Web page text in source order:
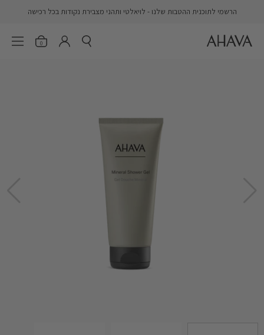
הרשמי לתוכנית ההטבות שלנו - לויאלטי ותהני מצבירת נקודות בכל רכישה
פתח חיפוש פתיחת0 פתח